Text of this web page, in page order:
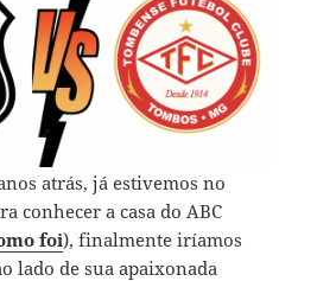
atrás, já estivemos no
conhecer a casa do ABC
foi), finalmente iríamos
lado de sua apaixonada